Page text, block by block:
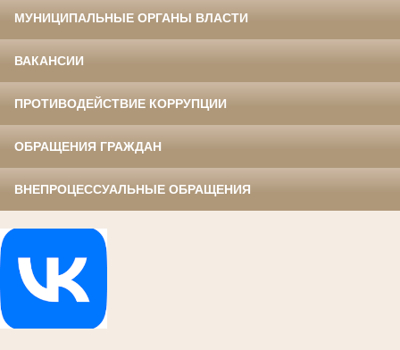
МУНИЦИПАЛЬНЫЕ ОРГАНЫ ВЛАСТИ
ВАКАНСИИ
ПРОТИВОДЕЙСТВИЕ КОРРУПЦИИ
ОБРАЩЕНИЯ ГРАЖДАН
ВНЕПРОЦЕССУАЛЬНЫЕ ОБРАЩЕНИЯ